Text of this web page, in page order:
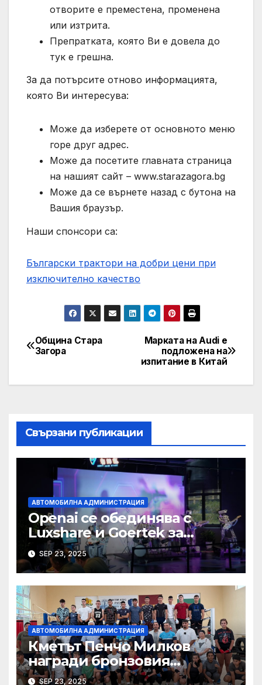
отворите е преместена, променена
или изтрита.
Препратката, която Ви е довела до
тук е грешна.
За да потърсите отново информацията,
която Ви интересува:
Може да изберете от основното меню
горе друг адрес.
Може да посетите главната страница
на нашият сайт – www.starazagora.bg
Може да се върнете назад с бутона на
Вашия браузър.
Наши спонсори са:
Български трактори на добри цени при
изключително качество
Post
Марката на Audi е
подложена на
изпитание в Китай
Община Стара
Загора
Свързани публикации
АВТОМОБИЛНА АДМИНИСТРАЦИЯ
Openai се обединява с
Luxshare и Goertek за
разработване на ново AI
устройство · Technode
SEP 23, 2025
АВТОМОБИЛНА АДМИНИСТРАЦИЯ
Кметът Пенчо Милков
награди бронзовия
медалист от Световното по
SEP 23, 2025